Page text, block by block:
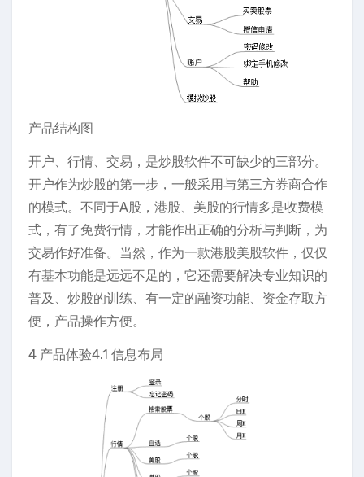
产品结构图
开户、行情、交易，是炒股软件不可缺少的三部分。
开户作为炒股的第一步，一般采用与第三方券商合作
的模式。不同于A股，港股、美股的行情多是收费模
式，有了免费行情，才能作出正确的分析与判断，为
交易作好准备。当然，作为一款港股美股软件，仅仅
有基本功能是远远不足的，它还需要解决专业知识的
普及、炒股的训练、有一定的融资功能、资金存取方
便，产品操作方便。
4 产品体验4.1 信息布局